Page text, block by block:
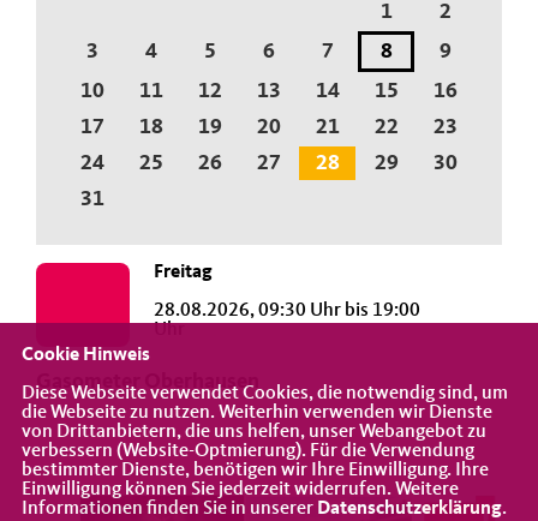
1
2
3
4 5 6 7 8
9
10
11 12 13 14 15
16
17
18 19 20 21 22
23
24
25 26 27 28 29
30
31
Freitag
28.08.2026, 09:30 Uhr bis 19:00
Gasometer Oberhausen
Cookie Hinweis
Diese Webseite verwendet Cookies, die notwendig sind, um
die Webseite zu nutzen. Weiterhin verwenden wir Dienste
von Drittanbietern, die uns helfen, unser Webangebot zu
verbessern (Website-Optmierung). Für die Verwendung
bestimmter Dienste, benötigen wir Ihre Einwilligung. Ihre
Einwilligung können Sie jederzeit widerrufen. Weitere
Informationen finden Sie in unserer Datenschutzerklärung.